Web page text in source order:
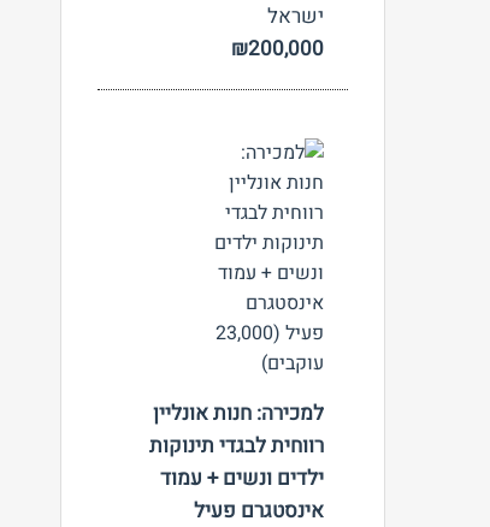
ישראל
₪200,000
למכירה: חנות אונליין
רווחית לבגדי תינוקות
ילדים ונשים + עמוד
אינסטגרם פעיל